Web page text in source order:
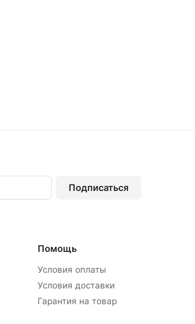
Подписаться
Помощь
Условия оплаты
Условия доставки
Гарантия на товар